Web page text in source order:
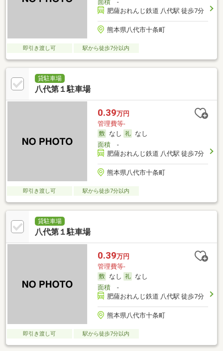
面積-
肥薩おれんじ鉄道 八代駅 徒歩7分
熊本県八代市十条町
即引き渡し可 駅から徒歩7分以内
貸駐車場
八代第１駐車場
0.39万円
管理費等-
なし
なし
面積-
肥薩おれんじ鉄道 八代駅 徒歩7分
熊本県八代市十条町
即引き渡し可 駅から徒歩7分以内
貸駐車場
八代第１駐車場
0.39万円
管理費等-
なし
なし
面積-
肥薩おれんじ鉄道 八代駅 徒歩7分
熊本県八代市十条町
即引き渡し可 駅から徒歩7分以内